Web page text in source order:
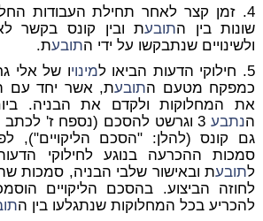
4. זמן קצר לאחר תחילת העבודות
שונות בין התובעת ובין קונס בקשר
ולשינויים שנתבקשו על ידי התובעת.
5. חילוקי הדעות הביאו ל
מינויו של אלי
כמפקח מטעם התובעת, אשר יחד עם
הנתבע
3 וגרשט להסכם (נספח ז'
גם קונס (להלן: "הסכם הליקויים"),
סמכות ההכרעה בנוגע לחילוקי
לתובע
לחוזה הביצוע. בהסכם הליקויים
להכריע בכל המחלוקות שנתגלעו בין ה